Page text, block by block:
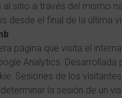
sitio a través del mismo
desde el final de la última
página que visita el
Analytics. Desarrollada
Sesiones de los visitantes
la sesión de un